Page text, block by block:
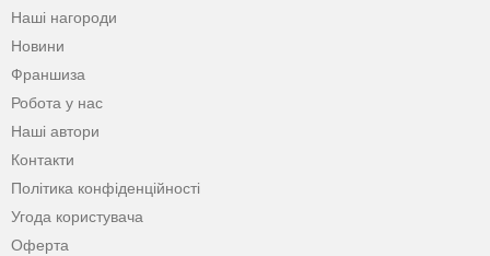
Наші нагороди
Новини
Франшиза
Робота у нас
Наші автори
Контакти
Політика конфіденційності
Угода користувача
Оферта